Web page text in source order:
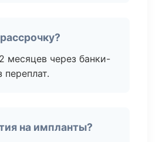
месяцев через банки-
переплат.
на импланты?